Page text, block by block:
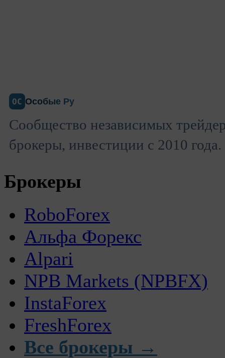
ОС Особые Ру
Сообщество независимых
брокеры, инвестиции с 2010 года.
Брокеры
RoboForex
Альфа Форекс
Alpari
NPB Markets (NPBFX)
InstaForex
FreshForex
Все брокеры →